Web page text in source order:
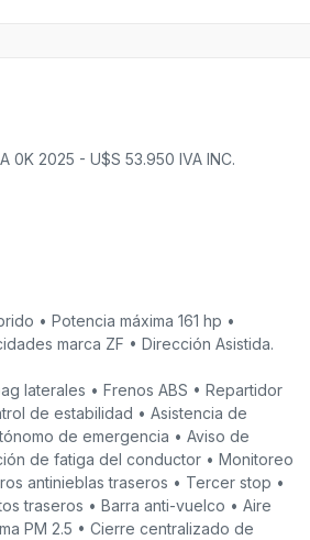
0K 2025 - U$S 53.950 IVA INC.
• Potencia máxima 161 hp •
marca ZF • Dirección Asistida.
laterales • Frenos ABS • Repartidor
de estabilidad • Asistencia de
de emergencia • Aviso de
de fatiga del conductor • Monitoreo
antinieblas traseros • Tercer stop •
traseros • Barra anti-vuelco • Aire
PM 2.5 • Cierre centralizado de